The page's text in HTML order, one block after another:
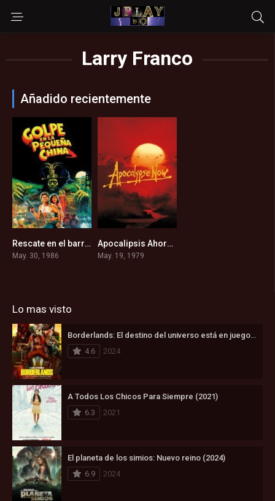
Larry Franco
Añadido recientemente
7.2Rescate en el barrio Chino (1986)
May. 30, 1986
8.4
Apocalipsis Ahora (1979)
May. 19, 1979
Lo mas visto
4.6
2024
A Todos Los Chicos Para Siempre (2021)
6.3
2021
El planeta de los simios: Nuevo reino (2024)
6.9
2024